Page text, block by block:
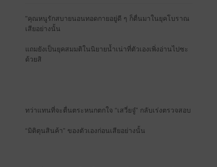
"คุณหนูรักสบายนอนทอดกายอยู่ดี ๆ ก็ตื่นมาในยุคโบราณ
เสียอย่างนั้น
แถมยังเป็นยุคสมมติในนิยายน้ำเน่าที่ตัวเองเพิ่งอ่านไปซะ
ด้วยสิ
ทว่าแทนที่จะตื่นตระหนกตกใจ “เสวี่ยจู๋” กลับเร่งตรวจสอบ
“มิติตุนสินค้า” ของตัวเองก่อนเสียอย่างนั้น